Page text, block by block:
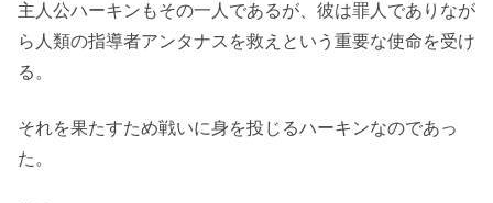
主人公ハーキンもその一人であるが、彼は罪人でありなが
ら人類の指導者アンタナスを救えという重要な使命を受け
る。
それを果たすため戦いに身を投じるハーキンなのであっ
た。